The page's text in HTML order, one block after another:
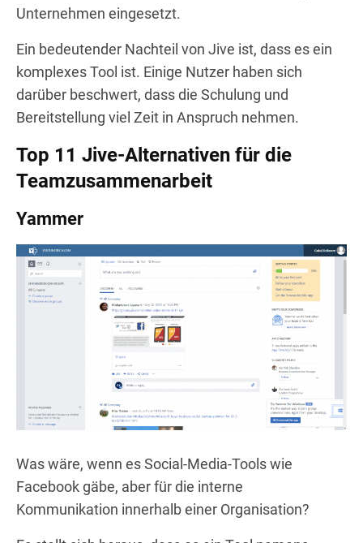
Unternehmen eingesetzt.
Ein bedeutender Nachteil von Jive ist, dass es ein
komplexes Tool ist. Einige Nutzer haben sich
darüber beschwert, dass die Schulung und
Bereitstellung viel Zeit in Anspruch nehmen.
Top 11 Jive-Alternativen für die
Teamzusammenarbeit
Yammer
Was wäre, wenn es Social-Media-Tools wie
Facebook gäbe, aber für die interne
Kommunikation innerhalb einer Organisation?